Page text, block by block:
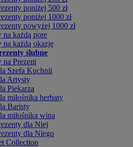
poniżej 500 zł
poniżej 1000 zł
powyżej 1000 zł
na każdą porę
na każdą okazję
ślubne
na Prezent
Szefa Kuchnii
Artysty
Piekarza
miłośnika herbaty
Baristy
miłośnika wina
dla Niej
dla Niego
Collection